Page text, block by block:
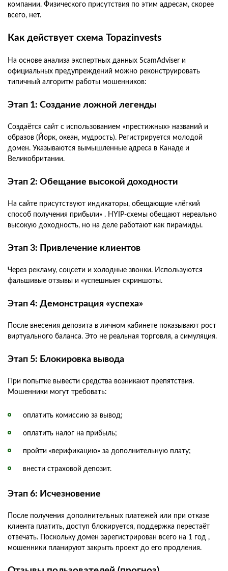
компании. Физического присутствия по этим адресам, скорее
всего, нет.
Как действует схема Topazinvests
На основе анализа экспертных данных ScamAdviser и
официальных предупреждений можно реконструировать
типичный алгоритм работы мошенников:
Этап 1: Создание ложной легенды
Создаётся сайт с использованием «престижных» названий и
образов (Йорк, океан, мудрость). Регистрируется молодой
домен. Указываются вымышленные адреса в Канаде и
Великобритании.
Этап 2: Обещание высокой доходности
На сайте присутствуют индикаторы, обещающие «лёгкий
способ получения прибыли» . HYIP-схемы обещают нереально
высокую доходность, но на деле работают как пирамиды.
Этап 3: Привлечение клиентов
Через рекламу, соцсети и холодные звонки. Используются
фальшивые отзывы и «успешные» скриншоты.
Этап 4: Демонстрация «успеха»
После внесения депозита в личном кабинете показывают рост
виртуального баланса. Это не реальная торговля, а симуляция.
Этап 5: Блокировка вывода
При попытке вывести средства возникают препятствия.
Мошенники могут требовать:
оплатить комиссию за вывод;
оплатить налог на прибыль;
пройти «верификацию» за дополнительную плату;
внести страховой депозит.
Этап 6: Исчезновение
После получения дополнительных платежей или при отказе
клиента платить, доступ блокируется, поддержка перестаёт
отвечать. Поскольку домен зарегистрирован всего на 1 год ,
мошенники планируют закрыть проект до его продления.